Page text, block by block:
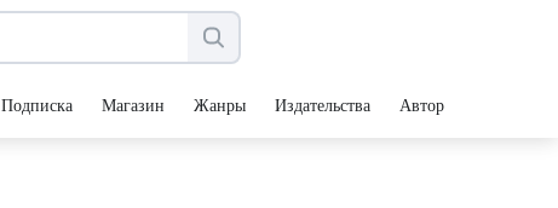
Подписка Магазин Жанры Издательства Авторы